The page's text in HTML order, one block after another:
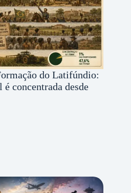
do Latifúndio:
concentrada desde